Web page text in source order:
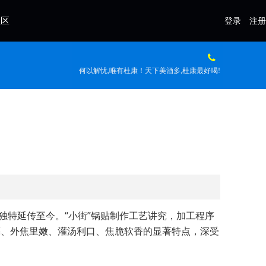
登录 注册
何以解忧,唯有杜康！天下美酒多,杜康最好喝!
延传至今。“小街”锅贴制作工艺讲究，加工程序
外焦里嫩、灌汤利口、焦脆软香的显著特点，深受